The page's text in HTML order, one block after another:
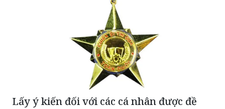
Lấy ý kiến đối với các cá nhân được đề